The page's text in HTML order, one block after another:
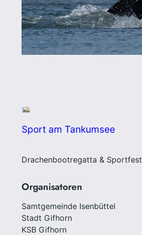
Sport am Tankumsee
Drachenbootregatta & Sportfest
Organisatoren
Samtgemeinde Isenbüttel
Stadt Gifhorn
KSB Gifhorn